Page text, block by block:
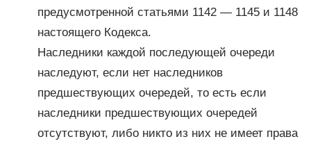
предусмотренной статьями 1142 — 1145 и 1148
настоящего Кодекса.
Наследники каждой последующей очереди
наследуют, если нет наследников
предшествующих очередей, то есть если
наследники предшествующих очередей
отсутствуют, либо никто из них не имеет права